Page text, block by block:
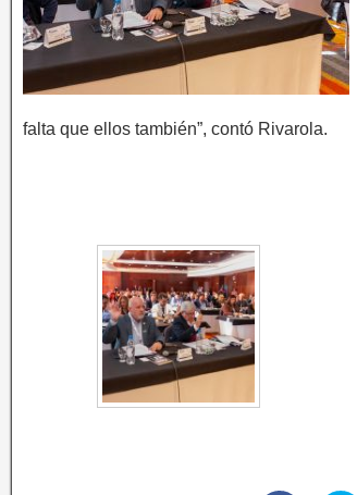
falta que ellos también”, contó Rivarola.